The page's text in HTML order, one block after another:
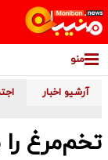
منو
آرشیو اخبار
تخم‌مرغ را